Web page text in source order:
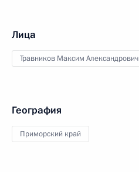
Лица
Травников Максим Александрович
География
Приморский край